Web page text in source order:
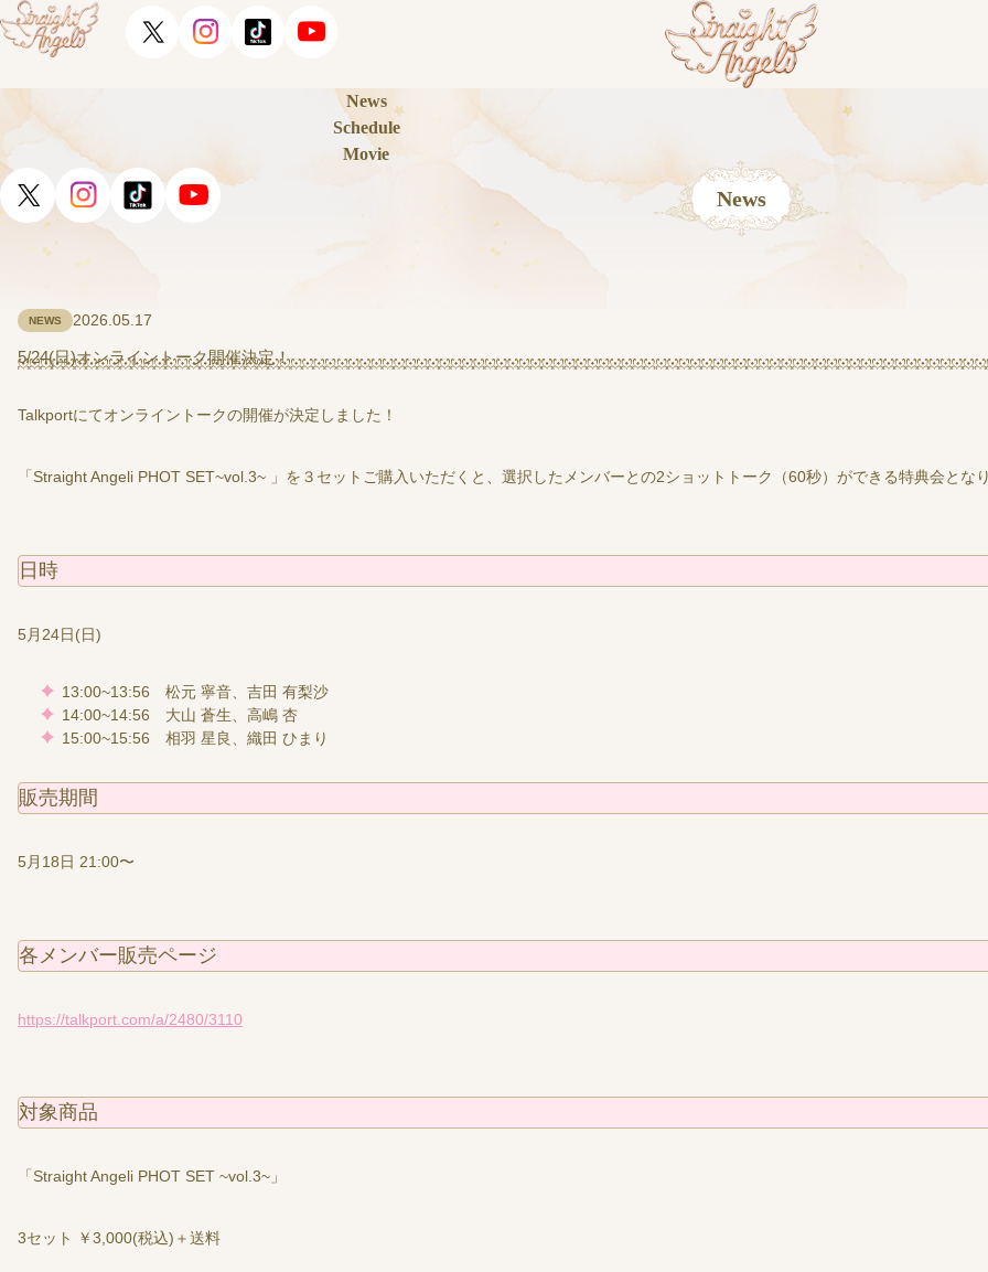
News
Schedule
Movie
News
2026.05.17
NEWS
5/24(日)オンライントーク開催決定！
Talkportにてオンライントークの開催が決定しました！
「Straight Angeli PHOT SET~vol.3~ 」を３セットご購入いただくと、選択したメンバーとの2ショットトーク（60秒）ができる特典会となり
日時
5月24日(日)
13:00~13:56 松元 寧音、吉田 有梨沙
14:00~14:56 大山 蒼生、高嶋 杏
15:00~15:56 相羽 星良、織田 ひまり
販売期間
5月18日 21:00〜
各メンバー販売ページ
https://talkport.com/a/2480/3110
対象商品
「Straight Angeli PHOT SET ~vol.3~」
3セット ￥3,000(税込)＋送料